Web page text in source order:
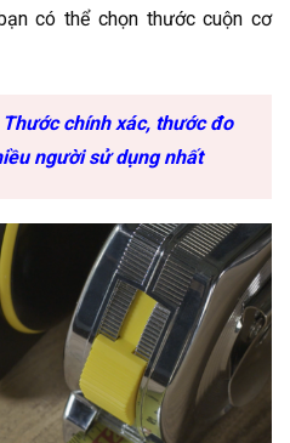
có thể chọn thước cuộn cơ
Thước chính xác, thước đo
người sử dụng nhất